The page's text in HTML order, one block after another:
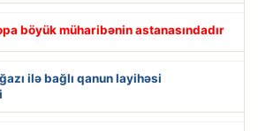
böyük müharibənin astanasındadır
ilə bağlı qanun layihəsi